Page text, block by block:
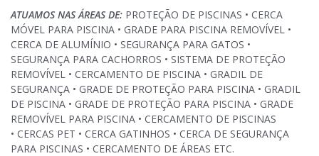
ATUAMOS NAS ÁREAS DE: PROTEÇÃO DE PISCINAS • CERCA
MÓVEL PARA PISCINA • GRADE PARA PISCINA REMOVÍVEL •
CERCA DE ALUMÍNIO • SEGURANÇA PARA GATOS •
SEGURANÇA PARA CACHORROS • SISTEMA DE PROTEÇÃO
REMOVÍVEL • CERCAMENTO DE PISCINA • GRADIL DE
SEGURANÇA • GRADE DE PROTEÇÃO PARA PISCINA • GRADIL
DE PISCINA • GRADE DE PROTEÇÃO PARA PISCINA • GRADE
REMOVÍVEL PARA PISCINA • CERCAMENTO DE PISCINAS
• CERCAS PET • CERCA GATINHOS • CERCA DE SEGURANÇA
PARA PISCINAS • CERCAMENTO DE ÁREAS ETC.